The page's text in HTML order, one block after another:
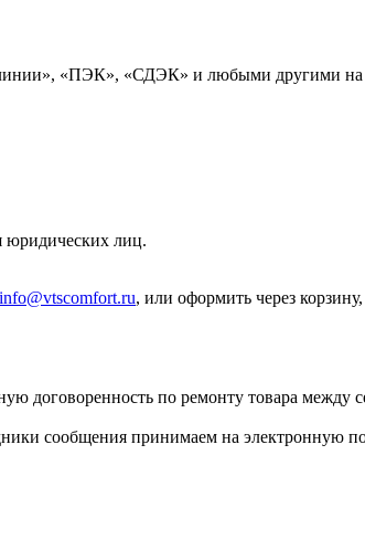
«ПЭК», «СДЭК» и любыми другими на
юридических лиц.
info@vtscomfort.ru, или оформить через
договоренность по ремонту товара между
сообщения принимаем на электронную